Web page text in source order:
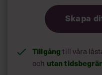
Skapa
Tillgångtill våra
och utan